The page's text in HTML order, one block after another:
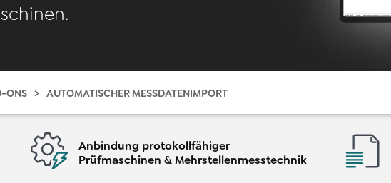
ONS AUTOMATISCHER MESSDATENIMPORT
Anbindung protokollfähiger
Prüfmaschinen & Mehrstellenmesstechnik